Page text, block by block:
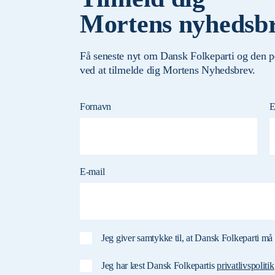
Mortens
Få seneste nyt om Dansk Folkeparti og den
ved at tilmelde dig Mortens Nyhedsbrev.
Fornavn
E-mail
Jeg giver samtykke til, at Dansk Folkeparti
Jeg har læst Dansk Folkepartisprivatlivspolitik